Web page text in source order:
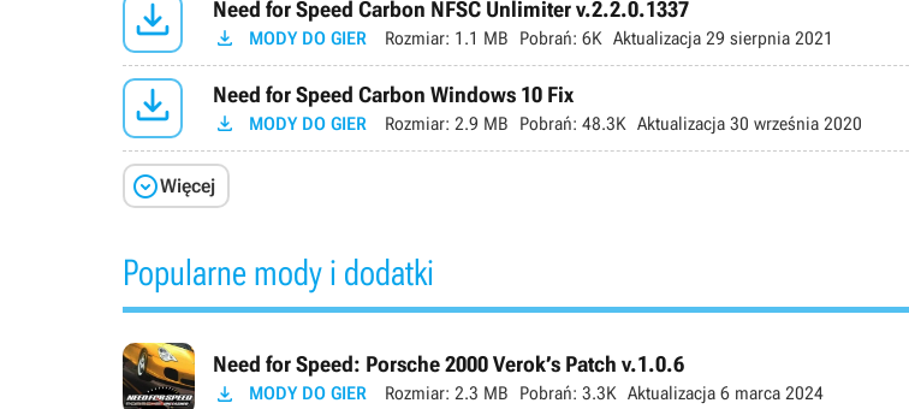
 Need for Speed Carbon NFSC Unlimiter v.2.2.0.1337
 MODY DO GIER Rozmiar: 1.1 MB Pobrań: 6K Aktualizacja 29 sierpnia 2021
 Need for Speed Carbon Windows 10 Fix
 MODY DO GIER Rozmiar: 2.9 MB Pobrań: 48.3K Aktualizacja 30 września 2020
Więcej
Popularne mody i dodatki
Need for Speed: Porsche 2000 Verok’s Patch v.1.0.6
 MODY DO GIER Rozmiar: 2.3 MB Pobrań: 3.3K Aktualizacja 6 marca 2024